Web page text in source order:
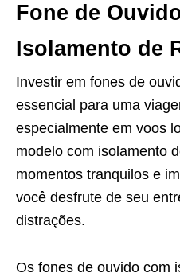
Fone de
Isolamento de
Investir em fones de
essencial para uma
especialmente em voos
modelo com isolamento
momentos tranquilos e
você desfrute de seu
distrações.
Os fones de ouvido com